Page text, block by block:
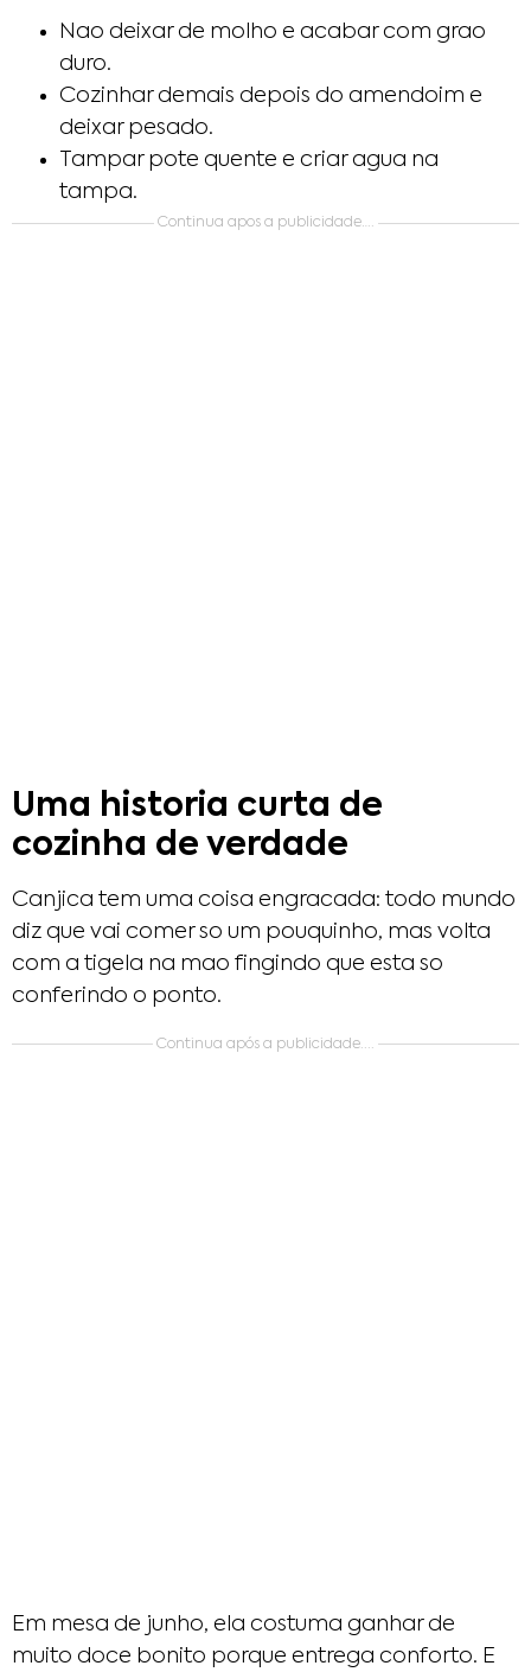
Nao deixar de molho e acabar com grao
duro.
Cozinhar demais depois do amendoim e
deixar pesado.
Tampar pote quente e criar agua na
tampa.
Continua apos a publicidade….
Uma historia curta de
cozinha de verdade
Canjica tem uma coisa engracada: todo mundo
diz que vai comer so um pouquinho, mas volta
com a tigela na mao fingindo que esta so
conferindo o ponto.
Continua após a publicidade....
Em mesa de junho, ela costuma ganhar de
muito doce bonito porque entrega conforto. E